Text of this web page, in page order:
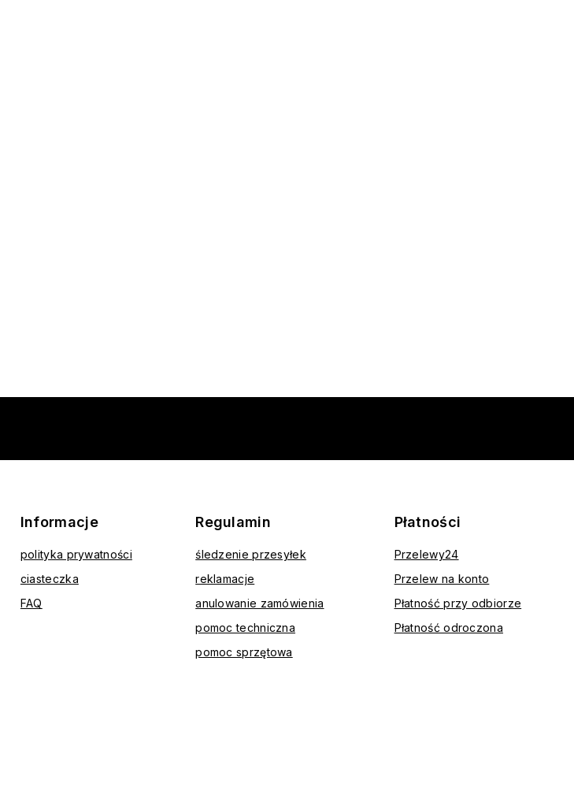
Informacje
polityka prywatności
ciasteczka
FAQ
Regulamin
śledzenie przesyłek
reklamacje
anulowanie zamówienia
pomoc techniczna
pomoc sprzętowa
Płatności
Przelewy24
Przelew na konto
Płatność przy odbiorze
Płatność odroczona